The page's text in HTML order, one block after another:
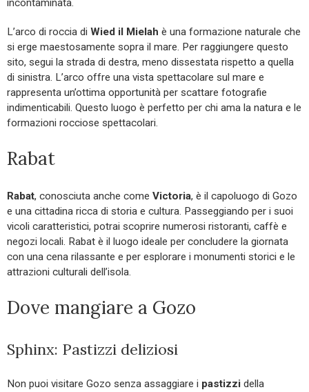
incontaminata.
L’arco di roccia di Wied il Mielah è una formazione naturale che
si erge maestosamente sopra il mare. Per raggiungere questo
sito, segui la strada di destra, meno dissestata rispetto a quella
di sinistra. L’arco offre una vista spettacolare sul mare e
rappresenta un’ottima opportunità per scattare fotografie
indimenticabili. Questo luogo è perfetto per chi ama la natura e le
formazioni rocciose spettacolari.
Rabat
Rabat, conosciuta anche come Victoria, è il capoluogo di Gozo
e una cittadina ricca di storia e cultura. Passeggiando per i suoi
vicoli caratteristici, potrai scoprire numerosi ristoranti, caffè e
negozi locali. Rabat è il luogo ideale per concludere la giornata
con una cena rilassante e per esplorare i monumenti storici e le
attrazioni culturali dell’isola.
Dove mangiare a Gozo
Sphinx: Pastizzi deliziosi
Non puoi visitare Gozo senza assaggiare i pastizzi della